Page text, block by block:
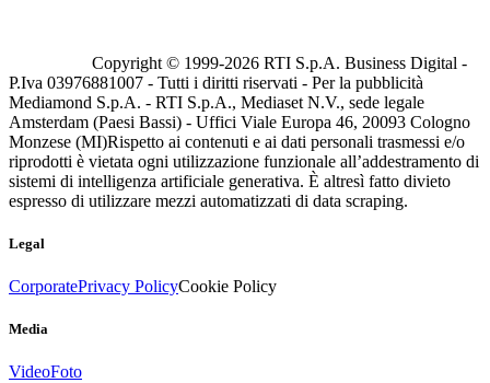
Copyright © 1999-2026 RTI S.p.A. Business Digital -
P.Iva 03976881007 - Tutti i diritti riservati - Per la pubblicità
Mediamond S.p.A. - RTI S.p.A., Mediaset N.V., sede legale
Amsterdam (Paesi Bassi) - Uffici Viale Europa 46, 20093 Cologno
Monzese (MI)Rispetto ai contenuti e ai dati personali trasmessi e/o
riprodotti è vietata ogni utilizzazione funzionale all’addestramento di
sistemi di intelligenza artificiale generativa. È altresì fatto divieto
espresso di utilizzare mezzi automatizzati di data scraping.
Legal
CorporatePrivacy PolicyCookie Policy
Media
VideoFoto